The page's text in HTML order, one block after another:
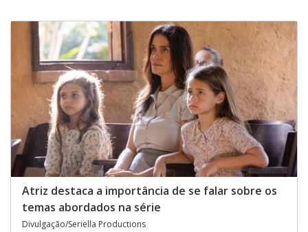
Atriz destaca a importância de se falar sobre os
temas abordados na série
Divulgação/Seriella Productions